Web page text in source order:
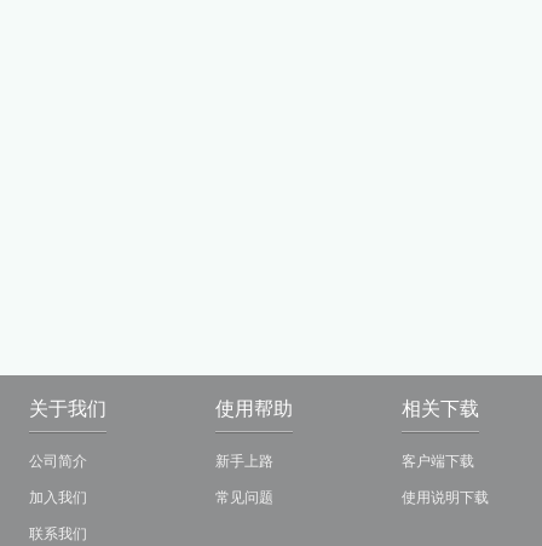
关于我们
公司简介
加入我们
联系我们
使用帮助
新手上路
常见问题
相关下载
客户端下载
使用说明下载